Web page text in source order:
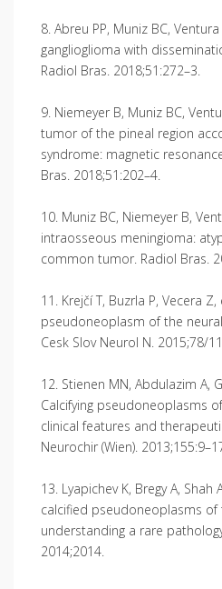
8. Abreu PP, Muniz BC,
ganglioglioma with
Radiol Bras. 2018;51:272–3.
9. Niemeyer B, Muniz BC,
tumor of the pineal region
syndrome: magnetic
Bras. 2018;51:202–4.
10. Muniz BC, Niemeyer B,
intraosseous meningioma:
common tumor. Radiol Bras.
11. Krejčí T, Buzrla P, Vecera
pseudoneoplasm of the
Cesk Slov Neurol N. 2015;78/
12. Stienen MN, Abdulazim A,
Calcifying pseudoneoplasms
clinical features and
Neurochir (Wien).
13. Lyapichev K, Bregy A, Shah
calcified pseudoneoplasms of
understanding a rare
2014;2014.